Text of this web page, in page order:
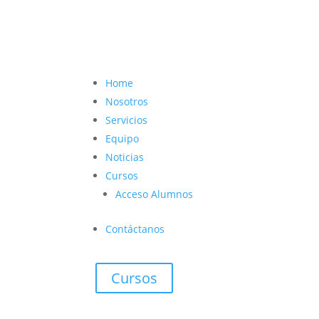
Home
Nosotros
Servicios
Equipo
Noticias
Cursos
Acceso Alumnos
Contáctanos
Cursos